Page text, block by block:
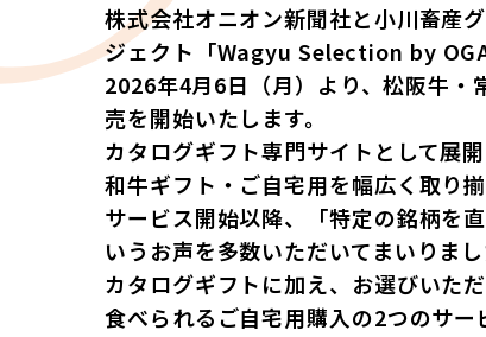
株式会社オニオン新聞社と小川畜産
ジェクト「Wagyu Selection by
2026年4月6日（月）より、松阪牛
売を開始いたします。
カタログギフト専門サイトとして展
和牛ギフト・ご自宅用を幅広く取り
サービス開始以降、「特定の銘柄を
いうお声を多数いただいてまいりま
カタログギフトに加え、お選びいた
食べられるご自宅用購入の2つのサー